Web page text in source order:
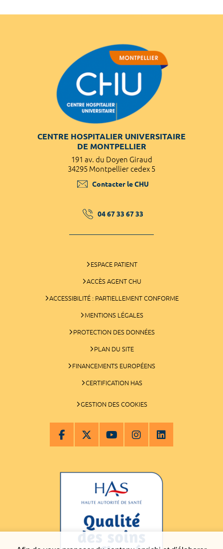
CENTRE HOSPITALIER UNIVERSITAIRE
DE MONTPELLIER
191 av. du Doyen Giraud
34295 Montpellier cedex 5
Contacter le CHU
04 67 33 67 33
ESPACE PATIENT
ACCÈS AGENT CHU
ACCESSIBILITÉ : PARTIELLEMENT CONFORME
MENTIONS LÉGALES
PROTECTION DES DONNÉES
PLAN DU SITE
FINANCEMENTS EUROPÉENS
CERTIFICATION HAS
GESTION DES COOKIES